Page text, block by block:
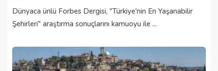
Dünyaca ünlü Forbes Dergisi, "Türkiye'nin En Yaşanabilir
Şehirleri" araştırma sonuçlarını kamuoyu ile ...